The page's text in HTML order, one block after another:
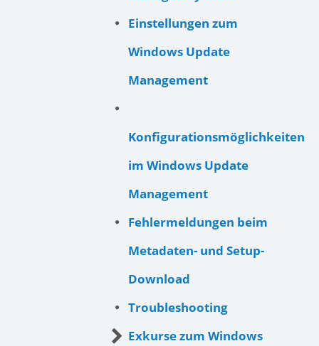
Einstellungen zum
Windows Update
Management
Konfigurationsmöglichkeiten
im Windows Update
Management
Fehlermeldungen beim
Metadaten- und Setup-
Download
Troubleshooting
Exkurse zum Windows